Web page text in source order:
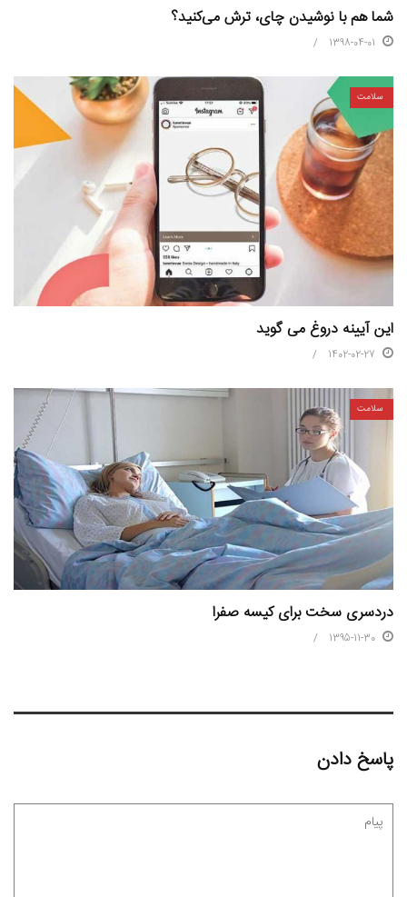
شما هم با نوشیدن چای، ترش می‌کنید؟
1398-04-01
سلامت
این آیینه دروغ می گوید
1402-02-27
سلامت
دردسری سخت برای کیسه صفرا
1395-11-30
پاسخ دادن